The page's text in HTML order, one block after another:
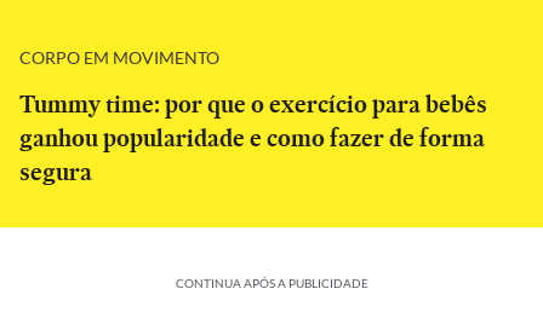
CORPO EM MOVIMENTO
Tummy time: por que o exercício para bebês
ganhou popularidade e como fazer de forma
segura
CONTINUA APÓS A PUBLICIDADE